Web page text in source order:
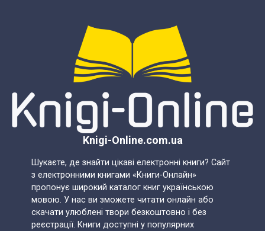
Knigi-Online.com.ua
Шукаєте, де знайти цікаві електронні книги? Сайт
з електронними книгами «Книги-Онлайн»
пропонує широкий каталог книг українською
мовою. У нас ви зможете читати онлайн або
скачати улюблені твори безкоштовно і без
реєстрації. Книги доступні у популярних